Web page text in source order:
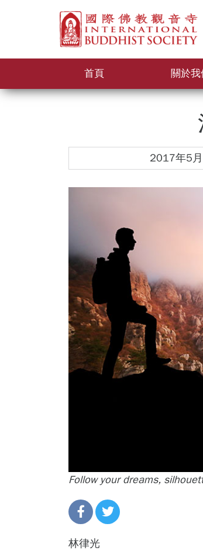
首頁 關於我
2017年5
Follow your dreams,
林律光